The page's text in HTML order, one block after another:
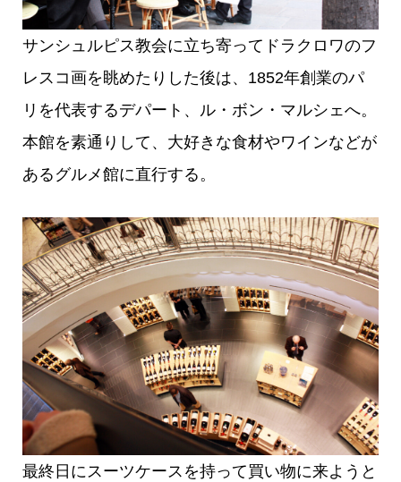
サンシュルピス教会に立ち寄ってドラクロワのフ
レスコ画を眺めたりした後は、1852年創業のパ
リを代表するデパート、ル・ボン・マルシェへ。
本館を素通りして、大好きな食材やワインなどが
あるグルメ館に直行する。
最終日にスーツケースを持って買い物に来ようと